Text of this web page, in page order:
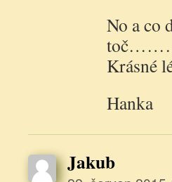
No a co
Krásné
Hanka
Jakub